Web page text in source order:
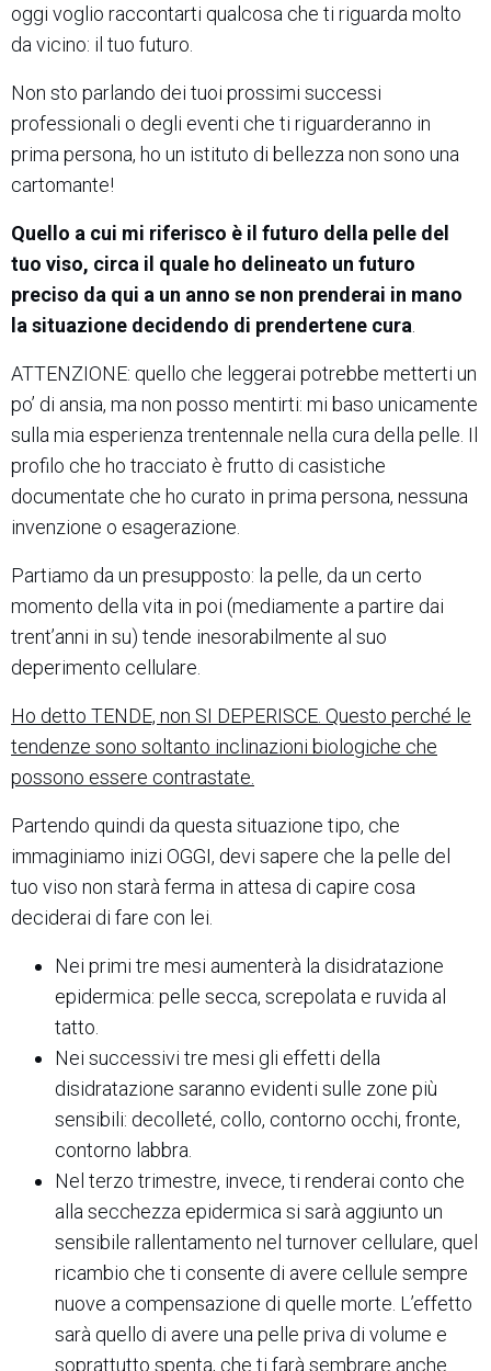
oggi voglio raccontarti qualcosa che ti riguarda molto
da vicino: il tuo futuro.
Non sto parlando dei tuoi prossimi successi
professionali o degli eventi che ti riguarderanno in
prima persona, ho un istituto di bellezza non sono una
cartomante!
Quello a cui mi riferisco è il futuro della pelle del
tuo viso, circa il quale ho delineato un futuro
preciso da qui a un anno se non prenderai in mano
la situazione decidendo di prendertene cura
ATTENZIONE: quello che leggerai potrebbe metterti un
po’ di ansia, ma non posso mentirti: mi baso unicamente
sulla mia esperienza trentennale nella cura della pelle. Il
profilo che ho tracciato è frutto di casistiche
documentate che ho curato in prima persona, nessuna
invenzione o esagerazione.
Partiamo da un presupposto: la pelle, da un certo
momento della vita in poi (mediamente a partire dai
trent’anni in su) tende inesorabilmente al suo
deperimento cellulare.
Ho detto TENDE, non SI DEPERISCE. Questo perché le
tendenze sono soltanto inclinazioni biologiche che
possono essere contrastate.
Partendo quindi da questa situazione tipo, che
immaginiamo inizi OGGI, devi sapere che la pelle del
tuo viso non starà ferma in attesa di capire cosa
deciderai di fare con lei.
Nei primi tre mesi aumenterà la disidratazione
epidermica: pelle secca, screpolata e ruvida al
tatto.
Nei successivi tre mesi gli effetti della
disidratazione saranno evidenti sulle zone più
sensibili: decolleté, collo, contorno occhi, fronte,
contorno labbra.
Nel terzo trimestre, invece, ti renderai conto che
alla secchezza epidermica si sarà aggiunto un
sensibile rallentamento nel turnover cellulare, quel
ricambio che ti consente di avere cellule sempre
nuove a compensazione di quelle morte. L’effetto
sarà quello di avere una pelle priva di volume e
soprattutto spenta, che ti farà sembrare anche